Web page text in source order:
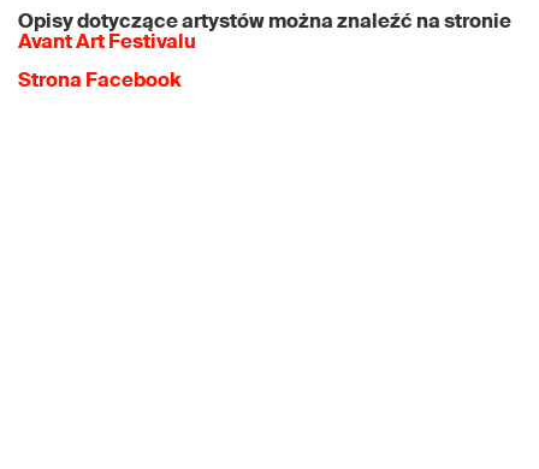
Opisy dotyczące artystów można znaleźć na stronie
Avant Art Festivalu
Strona Facebook